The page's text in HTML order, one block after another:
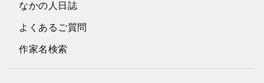
なかの人日誌
よくあるご質問
作家名検索